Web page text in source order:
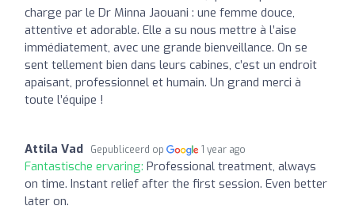
charge par le Dr Minna Jaouani : une femme douce,
attentive et adorable. Elle a su nous mettre à l’aise
immédiatement, avec une grande bienveillance. On se
sent tellement bien dans leurs cabines, c’est un endroit
apaisant, professionnel et humain. Un grand merci à
toute l’équipe !
Attila Vad Gepubliceerd op 1 year ago
Fantastische ervaring: Professional treatment, always
on time. Instant relief after the first session. Even better
later on.